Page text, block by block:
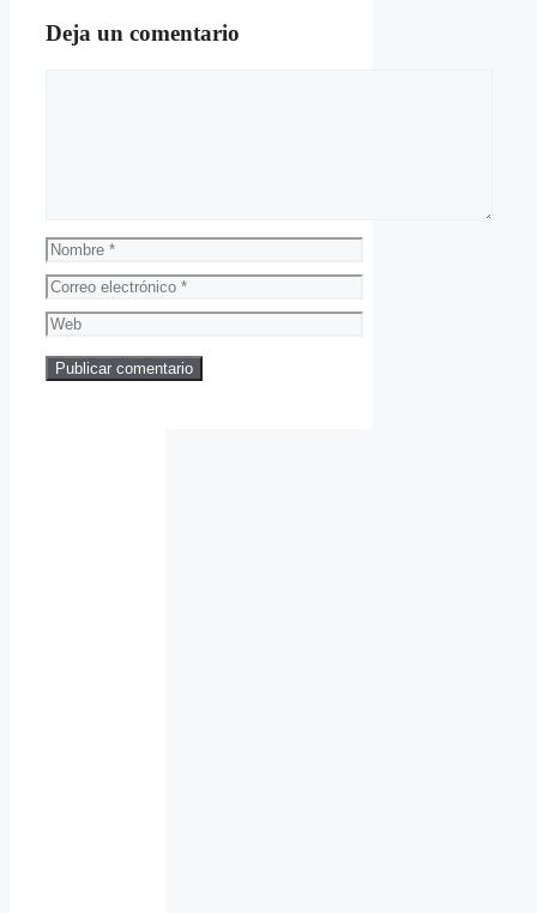
Deja un comentario
Nombre
Correo
electrónico
Web